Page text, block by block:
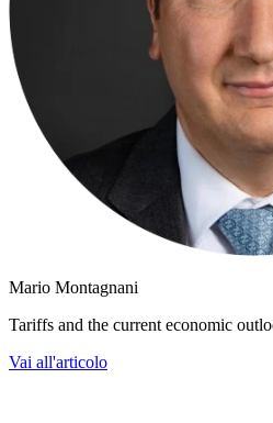
Mario Montagnani
Tariffs and the current economic
Vai all'articolo